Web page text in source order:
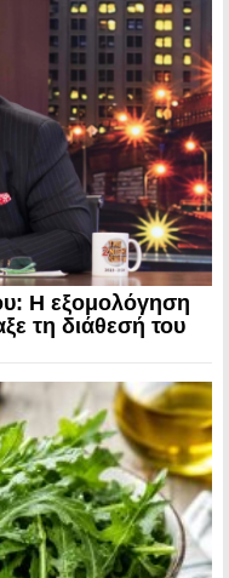
Η εξομολόγηση
τη διάθεσή του